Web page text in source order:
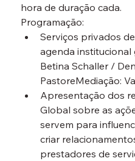
hora de duração cada.
Programação:
Serviços privados
agenda institucional
Betina Schaller /
PastoreMediação:
Apresentação dos
Global sobre as
servem para
criar
prestadores de